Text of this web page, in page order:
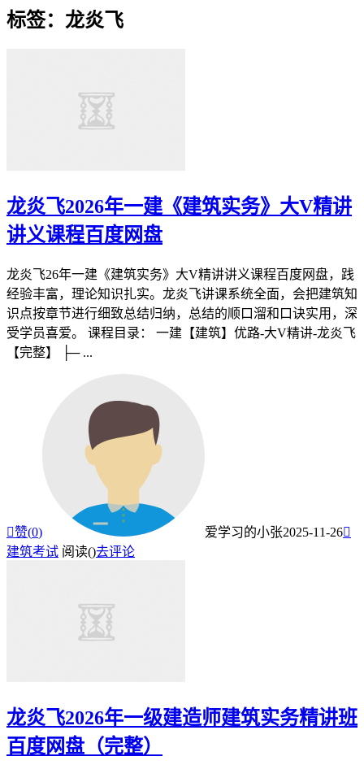
标签：龙炎飞
龙炎飞2026年一建《建筑实务》大V精讲
讲义课程百度网盘
龙炎飞26年一建《建筑实务》大V精讲讲义课程百度网盘，践
经验丰富，理论知识扎实。龙炎飞讲课系统全面，会把建筑知
识点按章节进行细致总结归纳，总结的顺口溜和口诀实用，深
受学员喜爱。 课程目录： 一建【建筑】优路-大V精讲-龙炎飞
【完整】 ├─ ...
赞(0) 爱学习的小张2025-11-26
建筑考试 阅读()去评论
龙炎飞2026年一级建造师建筑实务精讲班
百度网盘（完整）